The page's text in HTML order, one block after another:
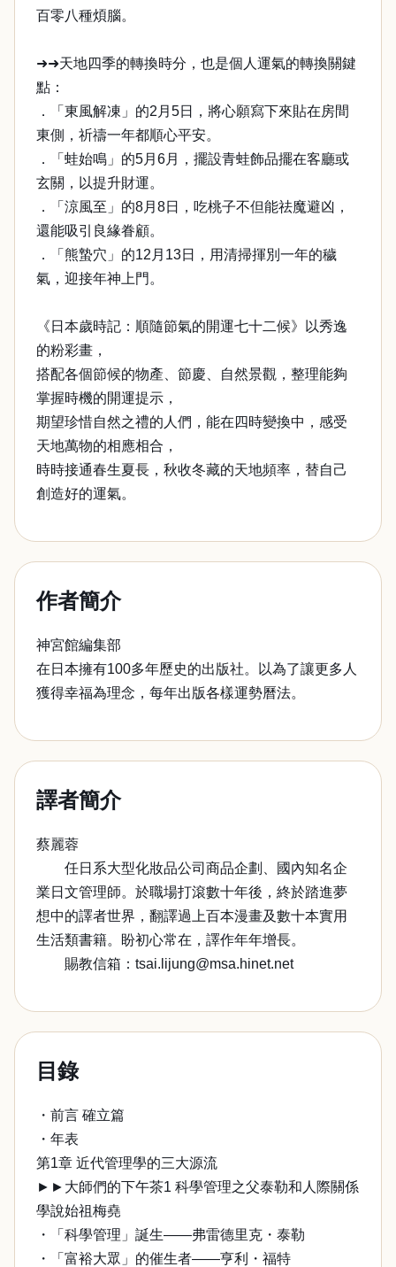
百零八種煩腦。
➜➜天地四季的轉換時分，也是個人運氣的轉換關鍵
點：
．「東風解凍」的2月5日，將心願寫下來貼在房間
東側，祈禱一年都順心平安。
．「蛙始鳴」的5月6月，擺設青蛙飾品擺在客廳或
玄關，以提升財運。
．「涼風至」的8月8日，吃桃子不但能祛魔避凶，
還能吸引良緣眷顧。
．「熊蟄穴」的12月13日，用清掃揮別一年的穢
氣，迎接年神上門。
《日本歲時記：順隨節氣的開運七十二候》以秀逸
的粉彩畫，
搭配各個節候的物產、節慶、自然景觀，整理能夠
掌握時機的開運提示，
期望珍惜自然之禮的人們，能在四時變換中，感受
天地萬物的相應相合，
時時接通春生夏長，秋收冬藏的天地頻率，替自己
創造好的運氣。
作者簡介
神宮館編集部
在日本擁有100多年歷史的出版社。以為了讓更多人
獲得幸福為理念，每年出版各樣運勢曆法。
譯者簡介
蔡麗蓉
任日系大型化妝品公司商品企劃、國內知名企
業日文管理師。於職場打滾數十年後，終於踏進夢
想中的譯者世界，翻譯過上百本漫畫及數十本實用
生活類書籍。盼初心常在，譯作年年增長。
賜教信箱：tsai.lijung@msa.hinet.net
目錄
・前言 確立篇
・年表
第1章 近代管理學的三大源流
►►大師們的下午茶1 科學管理之父泰勒和人際關係
學說始祖梅堯
・「科學管理」誕生——弗雷德里克・泰勒
・「富裕大眾」的催生者——亨利・福特